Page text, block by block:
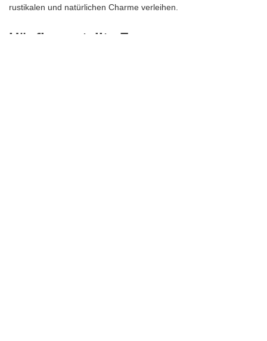
rustikalen und natürlichen Charme verleihen.
Häufig gestellte Fragen